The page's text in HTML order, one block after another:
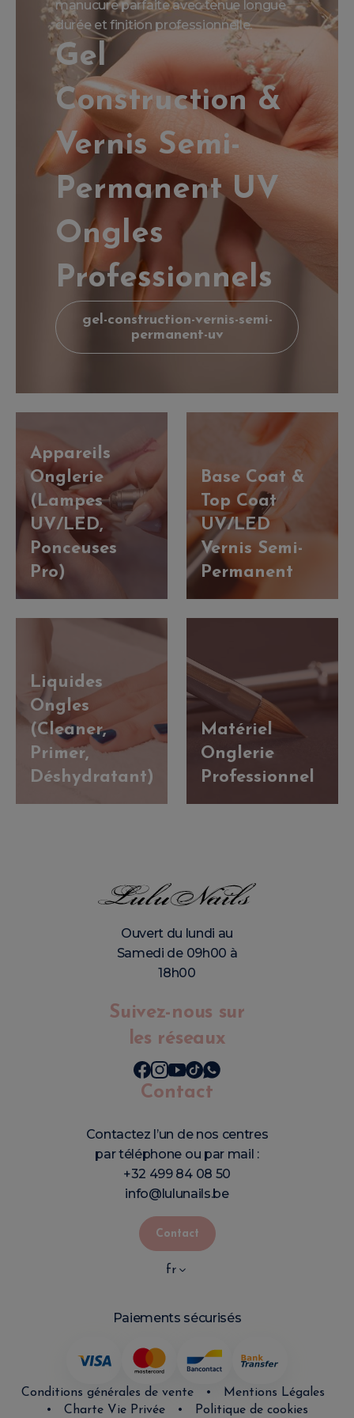
manucure parfaite avec tenue longue
durée et finition professionnelle.
Gel
Construction &
Vernis Semi-
Permanent UV
Ongles
Professionnels
gel-construction-vernis-semi-
permanent-uv
Appareils
Onglerie
(Lampes
UV/LED,
Ponceuses
Pro)
Base Coat &
Top Coat
UV/LED
Vernis Semi-
Permanent
Liquides
Ongles
(Cleaner,
Primer,
Déshydratant)
Matériel
Onglerie
Professionnel
Ouvert du lundi au
Samedi de 09h00 à
18h00
Suivez-nous sur
les réseaux
Contact
Contactez l’un de nos centres
par téléphone ou par mail :
+32 499 84 08 50
info@lulunails.be
Contact
fr
Paiements sécurisés
Conditions générales de vente • Mentions Légales
• Charte Vie Privée • Politique de cookies